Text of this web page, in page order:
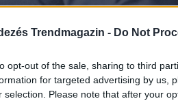
Trendmagazin - Do Not
opt-out of the sale, sharing to third
for targeted advertising by us,
selection. Please note that after your
szerteágazó feladat, még egy
működéséért felelős, annak